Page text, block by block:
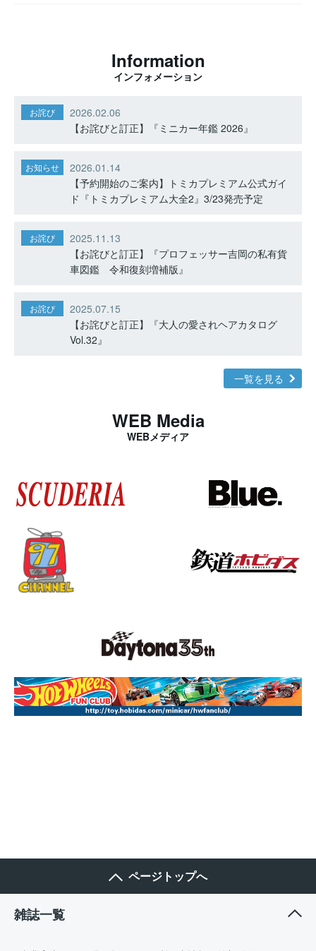
Information
インフォメーション
お詫び
2026.02.06
【お詫びと訂正】『ミニカー年鑑 2026』
お知らせ
2026.01.14
【予約開始のご案内】トミカプレミアム公式ガイ
ド『トミカプレミアム大全2』3/23発売予定
お詫び
2025.11.13
【お詫びと訂正】『プロフェッサー吉岡の私有貨
車図鑑 令和復刻増補版』
お詫び
2025.07.15
【お詫びと訂正】『大人の愛されヘアカタログ
Vol.32』
一覧を見る
WEB Media
WEBメディア
ページトップへ
雑誌一覧